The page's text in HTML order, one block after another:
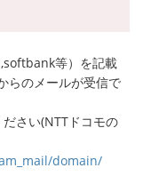
等）を記載
らのメールが受信で
さい(NTTドコモの
domain/